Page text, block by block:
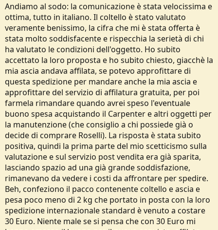
Andiamo al sodo: la comunicazione è stata velocissima e
ottima, tutto in italiano. Il coltello è stato valutato
veramente benissimo, la cifra che mi è stata offerta è
stata molto soddisfacente e rispecchia la serietà di chi
ha valutato le condizioni dell'oggetto. Ho subito
accettato la loro proposta e ho subito chiesto, giacchè la
mia ascia andava affilata, se potevo approfittare di
questa spedizione per mandare anche la mia ascia e
approfittare del servizio di affilatura gratuita, per poi
farmela rimandare quando avrei speso l'eventuale
buono spesa acquistando il Carpenter e altri oggetti per
la manutenzione (che consiglio a chi possiede già o
decide di comprare Roselli). La risposta è stata subito
positiva, quindi la prima parte del mio scetticismo sulla
valutazione e sul servizio post vendita era già sparita,
lasciando spazio ad una già grande soddisfazione,
rimanevano da vedere i costi da affrontare per spedire.
Beh, confeziono il pacco contenente coltello e ascia e
pesa poco meno di 2 kg che portato in posta con la loro
spedizione internazionale standard è venuto a costare
30 Euro. Niente male se si pensa che con 30 Euro mi